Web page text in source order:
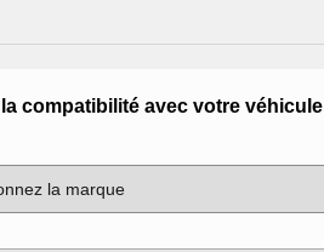
compatibilité avec votre véhicule